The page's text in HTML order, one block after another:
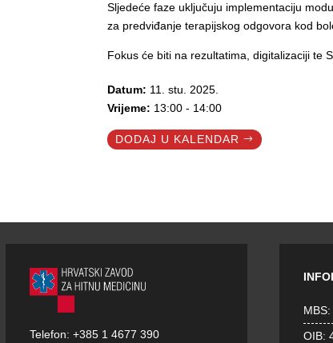
Sljedeće faze uključuju implementaciju
za predviđanje terapijskog odgovora kod
Fokus će biti na rezultatima, digitalizaciji te
Datum: 11. stu. 2025.
Vrijeme: 13:00 - 14:00
DODAJ U KALENDAR
Telefon: +385 1 4677 390
OIB: